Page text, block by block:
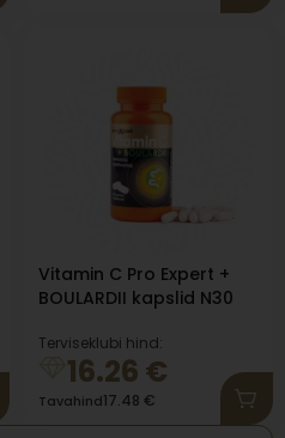
Vitamin C Pro Expert +
BOULARDII kapslid N30
Terviseklubi hind:
16.26 €
Tavahind17.48 €